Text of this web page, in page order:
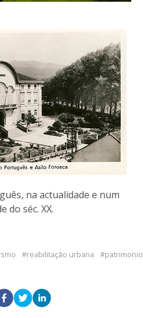
na actualidade e num
do séc. XX.
reabilitação urbana patrimonio